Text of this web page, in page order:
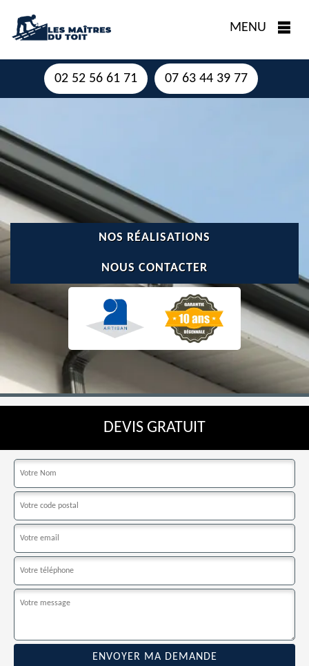
MENU
02 52 56 61 71 07 63 44 39 77
NOS RÉALISATIONS
NOUS CONTACTER
DEVIS GRATUIT